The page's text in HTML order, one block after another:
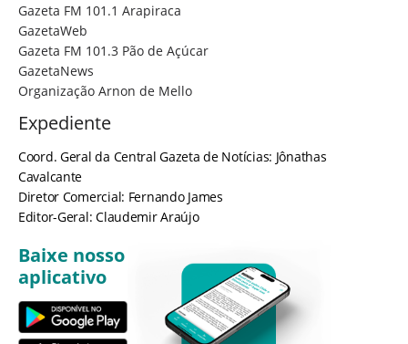
Gazeta FM 101.1 Arapiraca
GazetaWeb
Gazeta FM 101.3 Pão de Açúcar
GazetaNews
Organização Arnon de Mello
Expediente
Coord. Geral da Central Gazeta de Notícias: Jônathas
Cavalcante
Diretor Comercial: Fernando James
Editor-Geral: Claudemir Araújo
Baixe nosso
aplicativo